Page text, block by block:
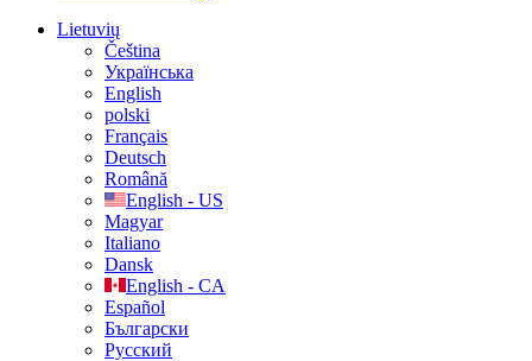
Lietuvių
Čeština
Українська
English
polski
Français
Deutsch
Română
English - US
Magyar
Italiano
Dansk
English - CA
Español
Български
Русский